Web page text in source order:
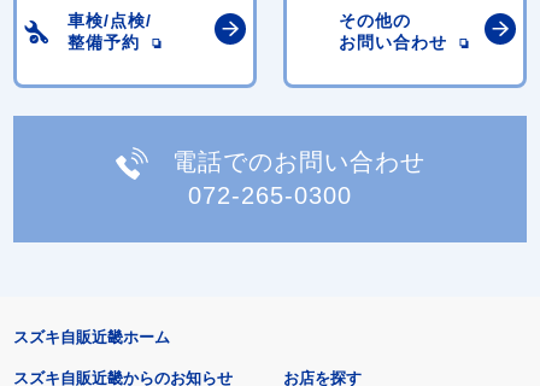
車検/点検/
整備予約
その他の
お問い合わせ
電話でのお問い合わせ
072-265-0300
スズキ自販近畿ホーム
スズキ自販近畿からのお知らせ お店を探す